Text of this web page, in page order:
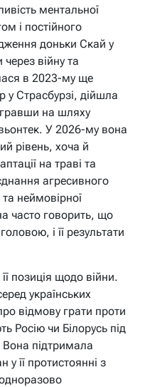
ментальної
і постійного
доньки Скай у
війну та
в 2023-му ще
у Страсбурзі, дійшла
на шляху
У 2026-му вона
рівень, хоча й
на траві та
агресивного
неймовірної
часто говорить, що
і її результати
позиція щодо війни.
українських
відмову грати проти
Росію чи Білорусь під
підтримала
її протистоянні з